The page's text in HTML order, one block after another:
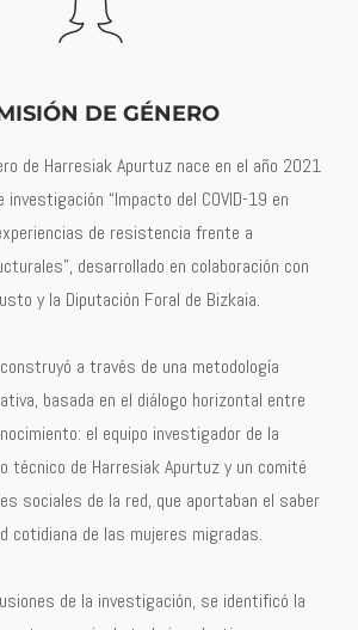
DE GÉNERO
de Harresiak Apurtuz nace en el año 2021
“Impacto del COVID-19 en
de resistencia frente a
desarrollado en colaboración con
y la Diputación Foral de Bizkaia.
a través de una metodología
basada en el diálogo horizontal entre
el equipo investigador de la
técnico de Harresiak Apurtuz y un comité
sociales de la red, que aportaban el saber
cotidiana de las mujeres migradas.
de la investigación, se identificó la